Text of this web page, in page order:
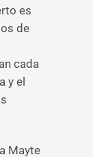
es
de
cada
y el
Mayte